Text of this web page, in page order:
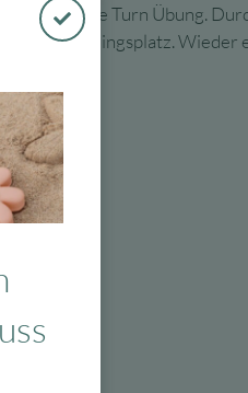
spontane Turn Übung.
Lieblingsplatz. Wieder